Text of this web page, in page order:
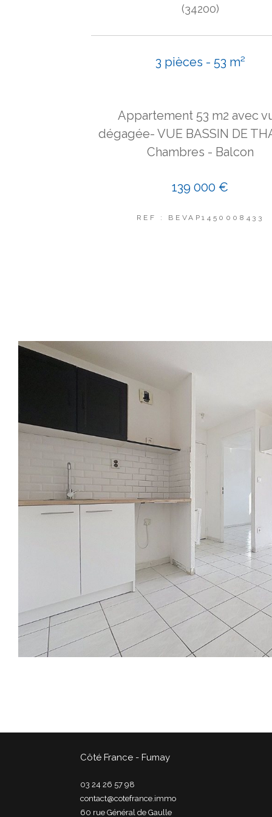
(34200)
3 pièces - 53 m²
Appartement 53 m2 avec
dégagée- VUE BASSIN DE
Chambres - Balcon
139 000 €
REF : BEVAP1450008433
Côté France - Fumay
03 24 26 57 98
contact@cotefrance.immo
60 rue Général de Gaulle